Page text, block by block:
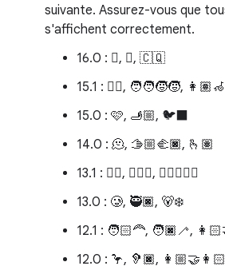
suivante. Assurez-vous que
s'affichent correctement.
16.0 : 🫩, 🪉, 🇨🇶
15.1 : 🐦‍🔥, 🧑‍🧑‍🧒‍🧒,
15.0 : 🩷, 🫸🏼, 🐦‍⬛
14.0 : 🫠, 🫱🏼‍🫲🏿, 🫰🏽
13.1 : 😶‍🌫️, 🧔🏻‍♀️, 🧑🏿‍❤️‍🧑🏾
13.0 : 🥲, 🥷🏿, 🐻‍❄️
12.1 : 🧑🏻‍🦰, 🧑🏿‍🦯,
12.0 : 🦩, 🦻🏿, 👩🏼‍🤝‍👩🏻